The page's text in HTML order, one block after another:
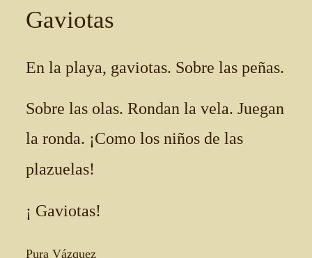
Gaviotas
En la playa, gaviotas. Sobre las peñas.
Sobre las olas. Rondan la vela. Juegan
la ronda. ¡Como los niños de las
plazuelas!
¡ Gaviotas!
Pura Vázquez